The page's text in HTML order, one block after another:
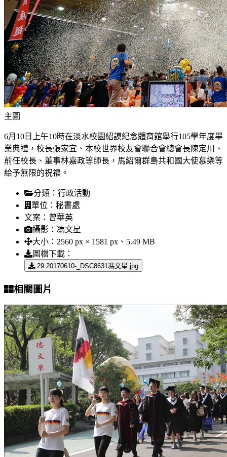
主圖
6月10日上午10時在淡水校園紹謨紀念體育館舉行105學年度畢
業典禮，校長張家宜、本校世界校友會聯合會總會長陳定川、
前任校長、董事林嘉政等師長，馬紹爾群島共和國大使慕樂等
給予無限的祝福。
分類： 行政活動
單位： 秘書處
文案： 曾華英
攝影： 馮文星
大小： 2560 px × 1581 px、5.49 MB
圖檔下載：
29.20170610-_DSC8631馮文星.jpg
相關圖片